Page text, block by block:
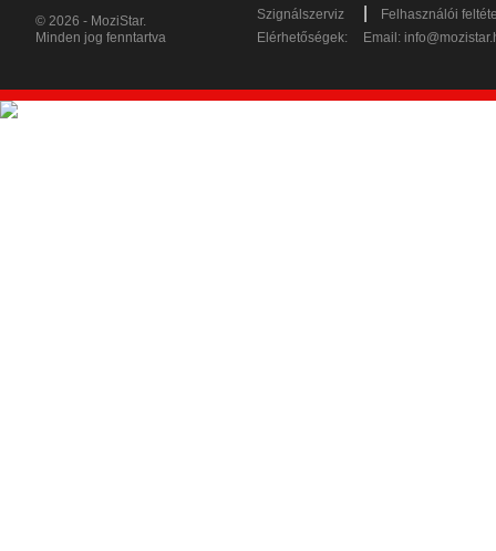
© 2026 - MoziStar.
Minden jog fenntartva
Szignálszerviz
Felhasználói
Elérhetőségek:
Email: